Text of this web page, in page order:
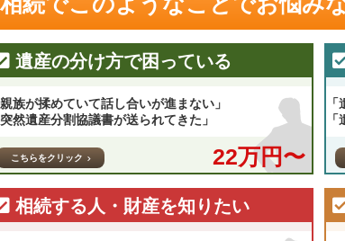
遺産の分け方で困っている
族が揉めていて話し合いが進まない」
然遺産分割協議書が送られてきた」
22万円〜
こちらをクリック
相続する人・財産を知りたい